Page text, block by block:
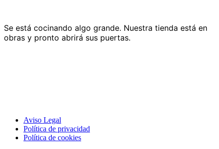
Se está cocinando algo grande. Nuestra tienda está en
obras y pronto abrirá sus puertas.
Aviso Legal
Política de privacidad
Política de cookies